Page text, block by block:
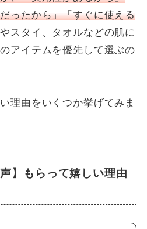
ったから」「すぐに使える
スタイ、タオルなどの肌に
アイテムを優先して選ぶの
理由をいくつか挙げてみま
】もらって嬉しい理由